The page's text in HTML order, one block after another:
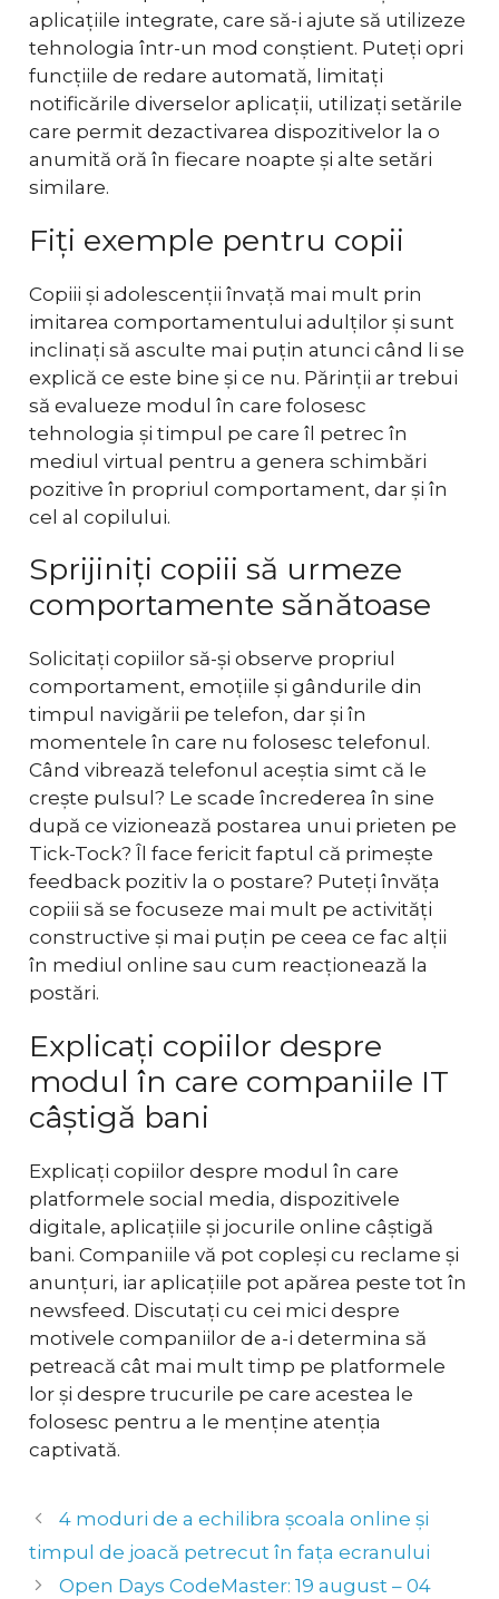
aplicațiile integrate, care să-i ajute să utilizeze
tehnologia într-un mod conștient. Puteți opri
funcțiile de redare automată, limitați
notificările diverselor aplicații, utilizați setările
care permit dezactivarea dispozitivelor la o
anumită oră în fiecare noapte și alte setări
similare.
Fiți exemple pentru copii
Copiii și adolescenții învață mai mult prin
imitarea comportamentului adulților și sunt
inclinați să asculte mai puțin atunci când li se
explică ce este bine și ce nu. Părinții ar trebui
să evalueze modul în care folosesc
tehnologia și timpul pe care îl petrec în
mediul virtual pentru a genera schimbări
pozitive în propriul comportament, dar și în
cel al copilului.
Sprijiniți copiii să urmeze
comportamente sănătoase
Solicitați copiilor să-și observe propriul
comportament, emoțiile și gândurile din
timpul navigării pe telefon, dar și în
momentele în care nu folosesc telefonul.
Când vibrează telefonul aceștia simt că le
crește pulsul? Le scade încrederea în sine
după ce vizionează postarea unui prieten pe
Tick-Tock? Îl face fericit faptul că primește
feedback pozitiv la o postare? Puteți învăța
copiii să se focuseze mai mult pe activități
constructive și mai puțin pe ceea ce fac alții
în mediul online sau cum reacționează la
postări.
Explicați copiilor despre
modul în care companiile IT
câștigă bani
Explicați copiilor despre modul în care
platformele social media, dispozitivele
digitale, aplicațiile și jocurile online câștigă
bani. Companiile vă pot copleși cu reclame și
anunțuri, iar aplicațiile pot apărea peste tot în
newsfeed. Discutați cu cei mici despre
motivele companiilor de a-i determina să
petreacă cât mai mult timp pe platformele
lor și despre trucurile pe care acestea le
folosesc pentru a le menține atenția
captivată.
4 moduri de a echilibra școala online și
timpul de joacă petrecut în fața ecranului
Open Days CodeMaster: 19 august – 04